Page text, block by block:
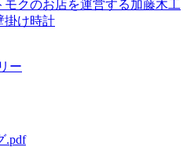
ー
.pdf